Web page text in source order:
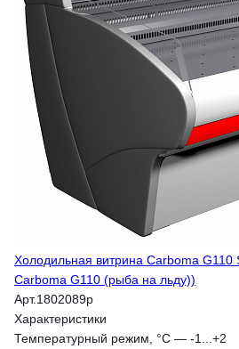
Холодильная витрина Carboma
Carboma G110 (рыба на льду))
Арт.1802089p
Характеристики
Температурный режим, °С — -1...+2